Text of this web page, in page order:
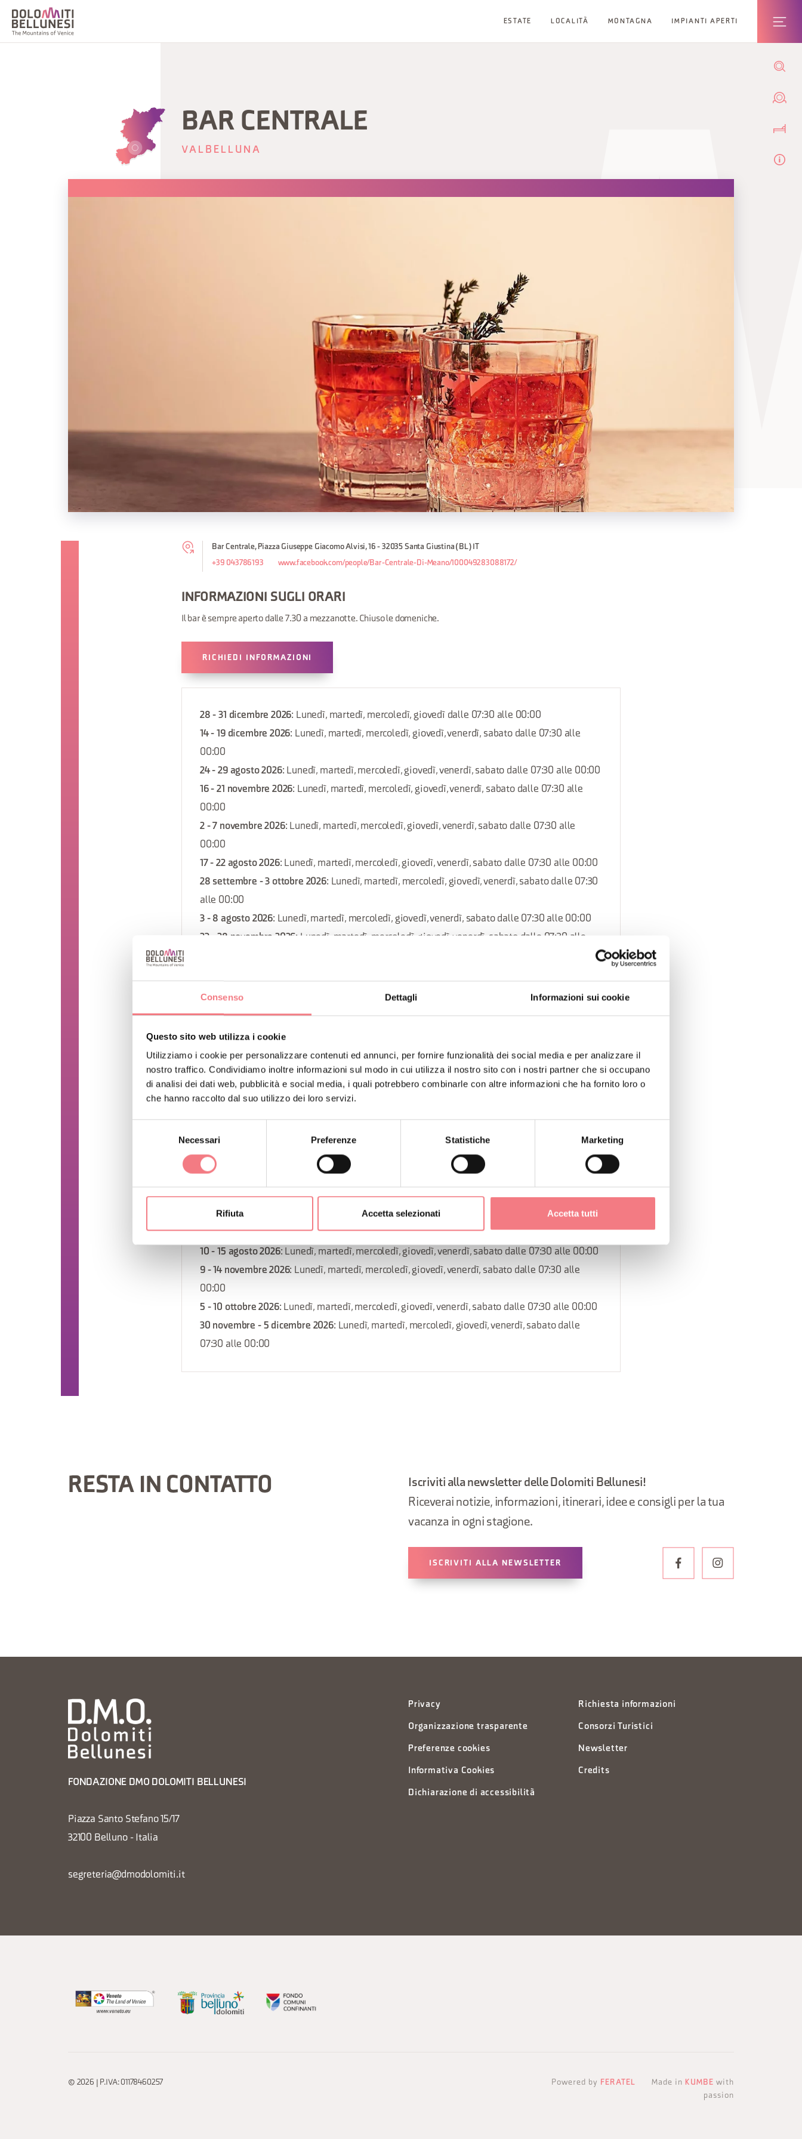
Consenso Dettagli Informazioni sui cookie
Questo sito web utilizza i cookie
Utilizziamo i cookie per personalizzare contenuti ed annunci, per fornire funzionalità dei social media e per analizzare il
nostro traffico. Condividiamo inoltre informazioni sul modo in cui utilizza il nostro sito con i nostri partner che si occupano
di analisi dei dati web, pubblicità e social media, i quali potrebbero combinarle con altre informazioni che ha fornito loro o
che hanno raccolto dal suo utilizzo dei loro servizi.
Necessari Preferenze Statistiche Marketing
Rifiuta Accetta selezionati Accetta tutti
ESTATE LOCALITÀ MONTAGNA IMPIANTI APERTI
BAR CENTRALE
VALBELLUNA
Bar Centrale, Piazza Giuseppe Giacomo Alvisi, 16 - 32035 Santa Giustina (BL) IT
+39 043786193 www.facebook.com/people/Bar-Centrale-Di-Meano/100049283088172/
INFORMAZIONI SUGLI ORARI
Il bar è sempre aperto dalle 7.30 a mezzanotte. Chiuso le domeniche.
RICHIEDI INFORMAZIONI
28 - 31 dicembre 2026: Lunedì, martedì, mercoledì, giovedì dalle 07:30 alle 00:00
14 - 19 dicembre 2026: Lunedì, martedì, mercoledì, giovedì, venerdì, sabato dalle 07:30 alle
00:00
24 - 29 agosto 2026: Lunedì, martedì, mercoledì, giovedì, venerdì, sabato dalle 07:30 alle 00:00
16 - 21 novembre 2026: Lunedì, martedì, mercoledì, giovedì, venerdì, sabato dalle 07:30 alle
00:00
2 - 7 novembre 2026: Lunedì, martedì, mercoledì, giovedì, venerdì, sabato dalle 07:30 alle
00:00
17 - 22 agosto 2026: Lunedì, martedì, mercoledì, giovedì, venerdì, sabato dalle 07:30 alle 00:00
28 settembre - 3 ottobre 2026: Lunedì, martedì, mercoledì, giovedì, venerdì, sabato dalle 07:30
alle 00:00
3 - 8 agosto 2026: Lunedì, martedì, mercoledì, giovedì, venerdì, sabato dalle 07:30 alle 00:00
23 - 28 novembre 2026: Lunedì, martedì, mercoledì, giovedì, venerdì, sabato dalle 07:30 alle
00:00
21 - 26 dicembre 2026: Lunedì, martedì, mercoledì, giovedì, venerdì, sabato dalle 07:30 alle
7 - 12 settembre 2026: Lunedì, martedì, mercoledì, giovedì, venerdì, sabato dalle 07:30 alle
00:00
19 - 24 ottobre 2026: Lunedì, martedì, mercoledì, giovedì, venerdì, sabato dalle 07:30 alle 00:00
7 - 12 dicembre 2026: Lunedì, martedì, mercoledì, giovedì, venerdì, sabato dalle 07:30 alle
00:00
21 - 26 settembre 2026
: Lunedì, martedì, mercoledì, giovedì, venerdì, sabato dalle 07:30 alle
31 agosto - 5 settembre 2026: Lunedì, martedì, mercoledì, giovedì, venerdì, sabato dalle 07:30
alle 00:00
12 - 17 ottobre 2026: Lunedì, martedì, mercoledì, giovedì, venerdì, sabato dalle 07:30 alle 00:00
10 - 15 agosto 2026: Lunedì, martedì, mercoledì, giovedì, venerdì, sabato dalle 07:30 alle 00:00
9 - 14 novembre 2026: Lunedì, martedì, mercoledì, giovedì, venerdì, sabato dalle 07:30 alle
00:00
5 - 10 ottobre 2026: Lunedì, martedì, mercoledì, giovedì, venerdì, sabato dalle 07:30 alle 00:00
30 novembre - 5 dicembre 2026: Lunedì, martedì, mercoledì, giovedì, venerdì, sabato dalle
07:30 alle 00:00
RESTA IN CONTATTO
Iscriviti alla newsletter delle Dolomiti Bellunesi!
Riceverai notizie, informazioni, itinerari, idee e consigli per la tua
vacanza in ogni stagione.
ISCRIVITI ALLA NEWSLETTER
FONDAZIONE DMO DOLOMITI BELLUNESI
Piazza Santo Stefano 15/17
32100 Belluno - Italia
segreteria@dmodolomiti.it
Privacy
Organizzazione trasparente
Preferenze cookies
Informativa Cookies
Dichiarazione di accessibilità
Richiesta informazioni
Consorzi Turistici
Newsletter
Credits
© 2026 | P.IVA: 01178460257 Powered by FERATEL Made in KUMBE with
passion